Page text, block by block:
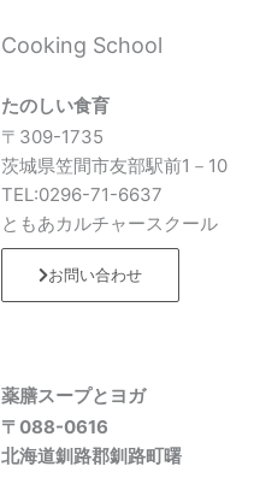
Cooking School
たのしい食育
〒309-1735
茨城県笠間市友部駅前1－10
TEL:0296-71-6637
ともあカルチャースクール
お問い合わせ
薬膳スープとヨガ
〒088-0616
北海道釧路郡釧路町曙